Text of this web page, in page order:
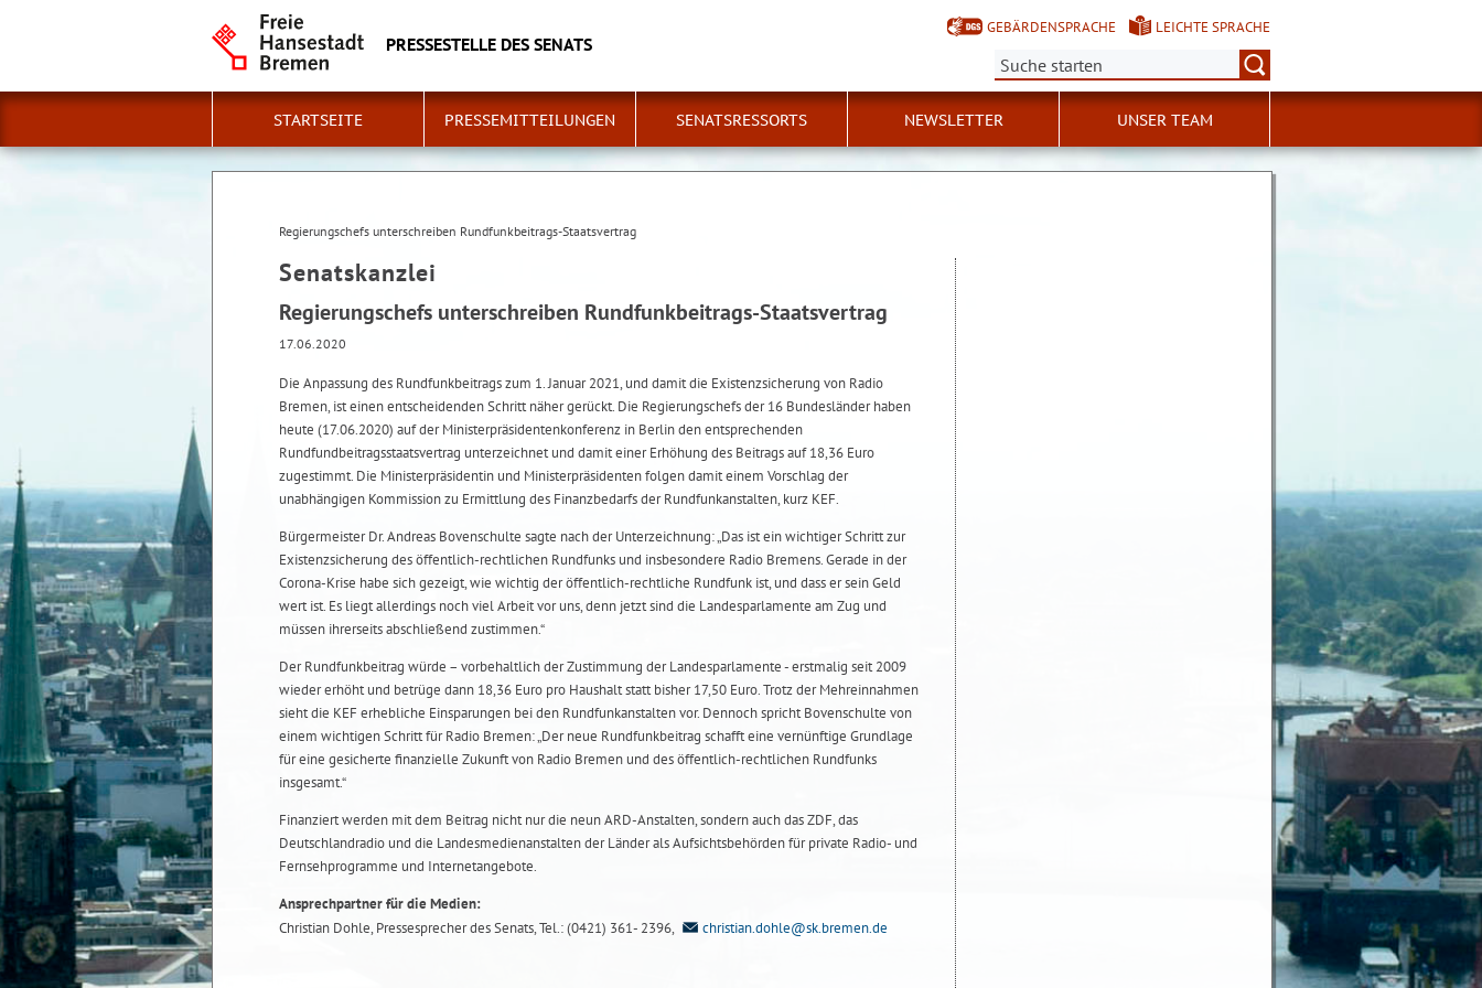
PRESSESTELLE DES SENATS
GEBÄRDENSPRACHE
LEICHTE SPRACHE
Suche:
STARTSEITE PRESSEMITTEILUNGEN SENATSRESSORTS NEWSLETTER UNSER TEAM
Regierungschefs unterschreiben Rundfunkbeitrags-Staatsvertrag
Senatskanzlei
Regierungschefs unterschreiben Rundfunkbeitrags-Staatsvertrag
17.06.2020
Die Anpassung des Rundfunkbeitrags zum 1. Januar 2021, und damit die Existenzsicherung von Radio
Bremen, ist einen entscheidenden Schritt näher gerückt. Die Regierungschefs der 16 Bundesländer haben
heute (17.06.2020) auf der Ministerpräsidentenkonferenz in Berlin den entsprechenden
Rundfundbeitragsstaatsvertrag unterzeichnet und damit einer Erhöhung des Beitrags auf 18,36 Euro
zugestimmt. Die Ministerpräsidentin und Ministerpräsidenten folgen damit einem Vorschlag der
unabhängigen Kommission zu Ermittlung des Finanzbedarfs der Rundfunkanstalten, kurz KEF.
Bürgermeister Dr. Andreas Bovenschulte sagte nach der Unterzeichnung: „Das ist ein wichtiger Schritt zur
Existenzsicherung des öffentlich-rechtlichen Rundfunks und insbesondere Radio Bremens. Gerade in der
Corona-Krise habe sich gezeigt, wie wichtig der öffentlich-rechtliche Rundfunk ist, und dass er sein Geld
wert ist. Es liegt allerdings noch viel Arbeit vor uns, denn jetzt sind die Landesparlamente am Zug und
müssen ihrerseits abschließend zustimmen.“
Der Rundfunkbeitrag würde – vorbehaltlich der Zustimmung der Landesparlamente - erstmalig seit 2009
wieder erhöht und betrüge dann 18,36 Euro pro Haushalt statt bisher 17,50 Euro. Trotz der Mehreinnahmen
sieht die KEF erhebliche Einsparungen bei den Rundfunkanstalten vor. Dennoch spricht Bovenschulte von
einem wichtigen Schritt für Radio Bremen: „Der neue Rundfunkbeitrag schafft eine vernünftige Grundlage
für eine gesicherte finanzielle Zukunft von Radio Bremen und des öffentlich-rechtlichen Rundfunks
insgesamt.“
Finanziert werden mit dem Beitrag nicht nur die neun ARD-Anstalten, sondern auch das ZDF, das
Deutschlandradio und die Landesmedienanstalten der Länder als Aufsichtsbehörden für private Radio- und
Fernsehprogramme und Internetangebote.
Ansprechpartner für die Medien:
Christian Dohle, Pressesprecher des Senats, Tel.: (0421) 361- 2396,
christian.dohle@sk.bremen.de